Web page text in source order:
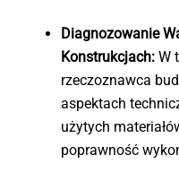
Diagnozowanie
Konstrukcjach: W
rzeczoznawca
aspektach
użytych
poprawność